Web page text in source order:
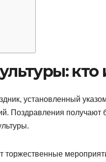
кто
установленный
Поздравления получают
торжественные